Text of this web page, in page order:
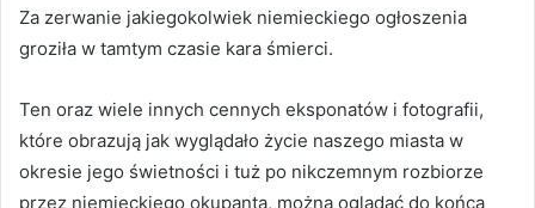
Za zerwanie jakiegokolwiek niemieckiego ogłoszenia
groziła w tamtym czasie kara śmierci.
Ten oraz wiele innych cennych eksponatów i fotografii,
które obrazują jak wyglądało życie naszego miasta w
okresie jego świetności i tuż po nikczemnym rozbiorze
przez niemieckiego okupanta, można oglądać do końca